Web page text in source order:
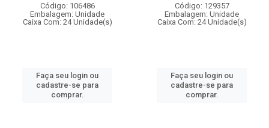
Código: 106486
Embalagem: Unidade
Caixa Com: 24 Unidade(s)
Faça seu login ou
cadastre-se para
comprar.
Código: 129357
Embalagem: Unidade
Caixa Com: 24 Unidade(s)
Faça seu login ou
cadastre-se para
comprar.